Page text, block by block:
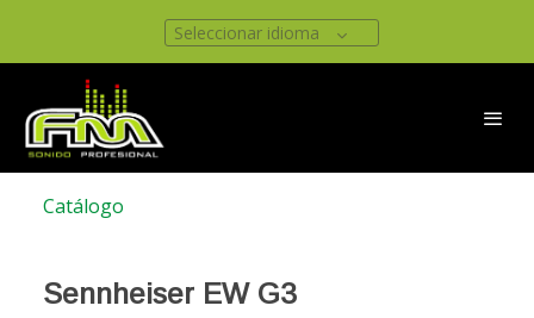
Seleccionar idioma
Catálogo
Sennheiser EW G3